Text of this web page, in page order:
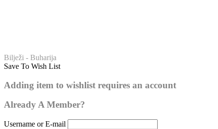
Buharija – broj hadisa: 82
Bilježi - Buharija
Save To Wish List
Adding item to wishlist requires an account
Already A Member?
Username or E-mail